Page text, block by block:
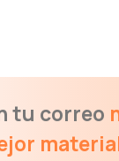
tu correo